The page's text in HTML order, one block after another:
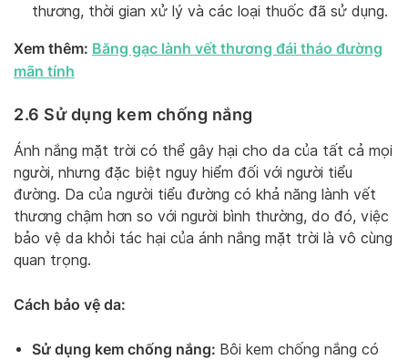
thương, thời gian xử lý và các loại thuốc đã sử dụng.
Xem thêm: Băng gạc lành vết thương đái tháo đường
mãn tính
2.6 Sử dụng kem chống nắng
Ánh nắng mặt trời có thể gây hại cho da của tất cả mọi
người, nhưng đặc biệt nguy hiểm đối với người tiểu
đường. Da của người tiểu đường có khả năng lành vết
thương chậm hơn so với người bình thường, do đó, việc
bảo vệ da khỏi tác hại của ánh nắng mặt trời là vô cùng
quan trọng.
Cách bảo vệ da:
Sử dụng kem chống nắng: Bôi kem chống nắng có